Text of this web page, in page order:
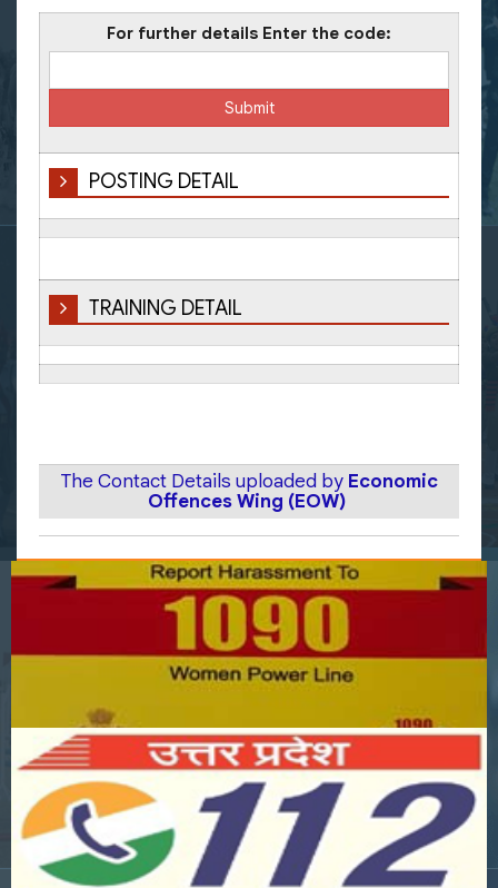
For further details Enter the code:
POSTING DETAIL
TRAINING DETAIL
The Contact Details uploaded by Economic
Offences Wing (EOW)